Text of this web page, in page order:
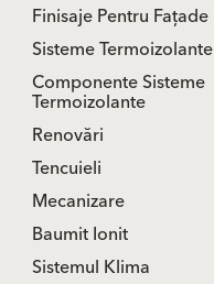
Finisaje Pentru Fațade
Sisteme Termoizolante
Componente Sisteme
Termoizolante
Renovări
Tencuieli
Mecanizare
Baumit Ionit
Sistemul Klima